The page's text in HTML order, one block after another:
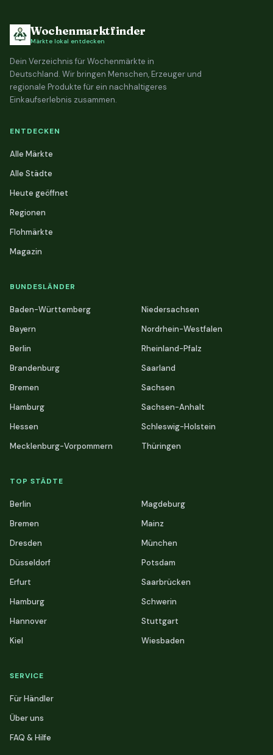
Wochenmarktfinder
Märkte lokal entdecken
Dein Verzeichnis für Wochenmärkte in
Deutschland. Wir bringen Menschen, Erzeuger und
regionale Produkte für ein nachhaltigeres
Einkaufserlebnis zusammen.
ENTDECKEN
Alle Märkte
Alle Städte
Heute geöffnet
Regionen
Flohmärkte
Magazin
BUNDESLÄNDER
Baden-Württemberg
Bayern
Berlin
Brandenburg
Bremen
Hamburg
Hessen
Mecklenburg-Vorpommern
Niedersachsen
Nordrhein-Westfalen
Rheinland-Pfalz
Saarland
Sachsen
Sachsen-Anhalt
Schleswig-Holstein
Thüringen
TOP STÄDTE
Berlin
Bremen
Dresden
Düsseldorf
Erfurt
Hamburg
Hannover
Kiel
Magdeburg
Mainz
München
Potsdam
Saarbrücken
Schwerin
Stuttgart
Wiesbaden
SERVICE
Für Händler
Über uns
FAQ & Hilfe